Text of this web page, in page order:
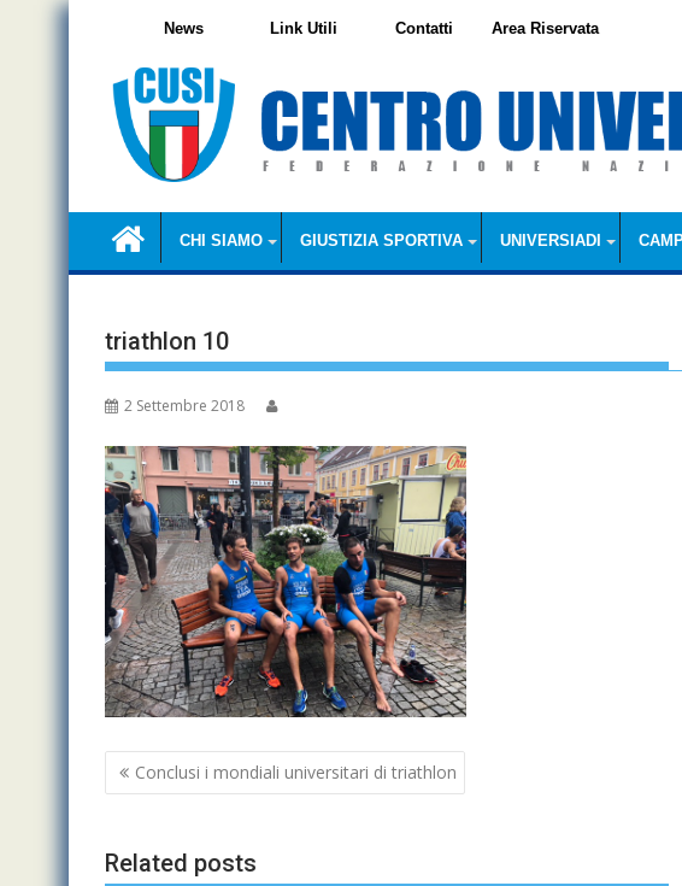
Skip
CHI SIAMO GIUSTIZIA SPORTIVA UNIVERSIADI
News Link Utili Contatti Area Riservata
triathlon 10
2 Settembre 2018
Navigazione
articoli
Conclusi i mondiali universitari di triathlon
Related posts